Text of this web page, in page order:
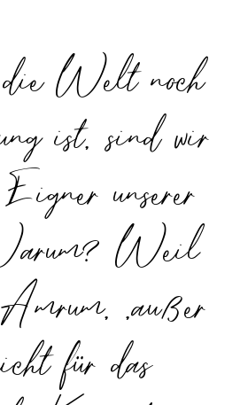
Welt noch
ist, sind wir
unserer
Weil
„außer
für das